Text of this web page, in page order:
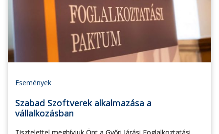
Események
Szabad Szoftverek alkalmazása a
vállalkozásban